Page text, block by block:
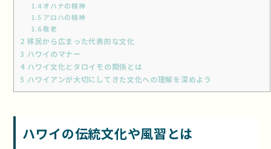
1.4オハナの精神
1.5 アロハの精神
1.6敬老
2 移民から広まった代表的な文化
3 ハワイのマナー
4 ハワイ文化とタロイモの関係とは
5 ハワイアンが大切にしてきた文化への理解を深めよう
ハワイの伝統文化や風習とは